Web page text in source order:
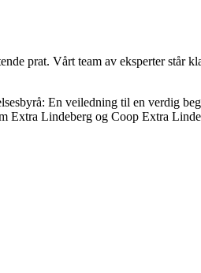
prat. Vårt team av eksperter står
En veiledning til en verdig
Extra Lindeberg og Coop Extra